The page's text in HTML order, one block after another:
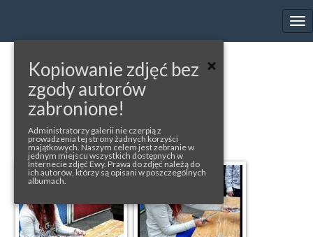
« back to album
TABOR H+H
photos from: ewa-farna.cz
Kopiowanie zdjęć bez
zgody autorów
zabronione!
Administratorzy galerii nie czerpią z
prowadzenia tej strony żadnych korzyści
majątkowych. Naszym celem jest zebranie w
jednym miejscu wszystkich dostępnych w
Internecie zdjęć Ewy. Prawa do zdjęć należą do
ich autorów, którzy są opisani w poszczególnych
albumach.